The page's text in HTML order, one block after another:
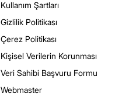
Kullanım Şartları
Gizlilik Politikası
Çerez Politikası
Kişisel Verilerin Korunması
Veri Sahibi Başvuru Formu
Webmaster